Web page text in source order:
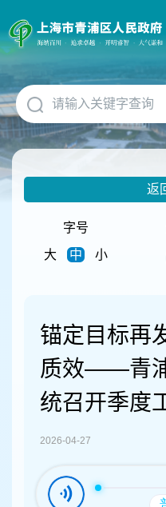
障
碍
作
说
明
跳
到
网
返
字号
大
中 小
锚定目标再
质效——青
统召开季度
2026-04-27